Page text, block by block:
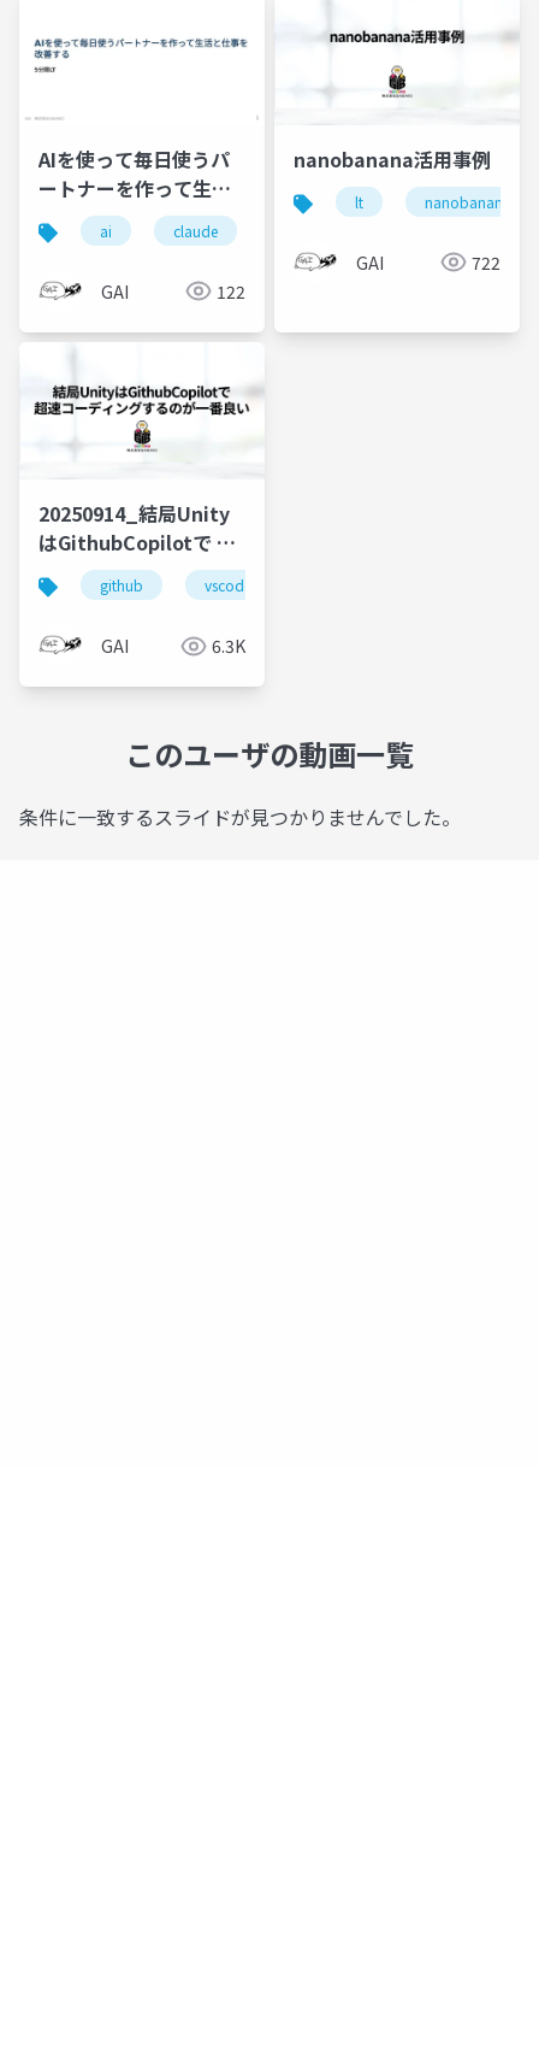
AIを使って毎日使うパ
ートナーを作って生活
と仕事を改善する
ai claude
GAI 122
nanobanana活用事例
lt nanobanana
GAI 722
20250914_結局Unity
はGithubCopilotで 超
速コーディングするの
が一番良い
github vscode
GAI 6.3K
このユーザの動画一覧
条件に一致するスライドが見つかりませんでした。